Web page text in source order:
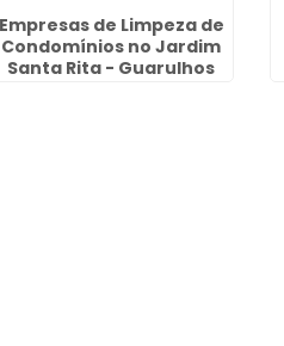
Empresas de Limpeza de
Condomínios no Jardim
Santa Rita - Guarulhos